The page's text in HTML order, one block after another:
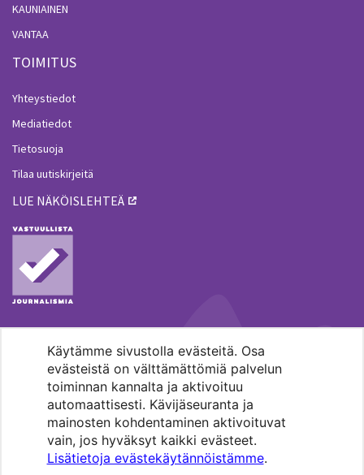
Käytämme sivustolla evästeitä. Osa
evästeistä on välttämättömiä palvelun
toiminnan kannalta ja aktivoituu
automaattisesti. Kävijäseuranta ja
mainosten kohdentaminen aktivoituvat
vain, jos hyväksyt kaikki evästeet.
Lisätietoja evästekäytännöistämme.
KAUNIAINEN
VANTAA
TOIMITUS
Yhteystiedot
Mediatiedot
Tietosuoja
Tilaa uutiskirjeitä
LUE NÄKÖISLEHTEÄ
MENOHAKU
Pääkaupunkiseudun evankelis-